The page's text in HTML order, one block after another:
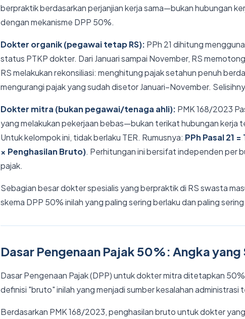
berpraktik berdasarkan perjanjian kerja sama—bukan hubungan
dengan mekanisme DPP 50%.
Dokter organik (pegawai tetap RS): PPh 21 dihitung
status PTKP dokter. Dari Januari sampai November, RS
RS melakukan rekonsiliasi: menghitung pajak setahun penuh
mengurangi pajak yang sudah disetor Januari–November.
Dokter mitra (bukan pegawai/tenaga ahli): PMK 168/2023
yang melakukan pekerjaan bebas—bukan terikat hubungan
Untuk kelompok ini, tidak berlaku TER. Rumusnya: PPh Pasal 21
× Penghasilan Bruto). Perhitungan ini bersifat independen per
pajak.
Sebagian besar dokter spesialis yang berpraktik di RS swasta
skema DPP 50% inilah yang paling sering berlaku dan paling
Dasar Pengenaan Pajak 50%: Angka
Dasar Pengenaan Pajak (DPP) untuk dokter mitra ditetapkan
definisi "bruto" inilah yang menjadi sumber kesalahan administrasi
Berdasarkan PMK 168/2023, penghasilan bruto untuk dokter